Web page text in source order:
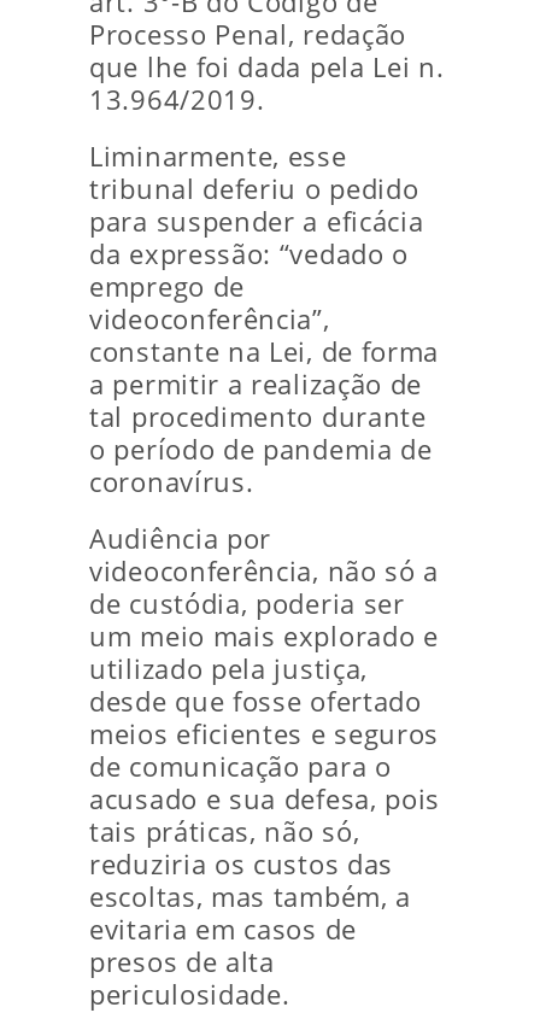
Processo Penal, redação
que lhe foi dada pela Lei n.
13.964/2019.
Liminarmente, esse
tribunal deferiu o pedido
para suspender a eficácia
da expressão: “vedado o
emprego de
videoconferência”,
constante na Lei, de forma
a permitir a realização de
tal procedimento durante
o período de pandemia de
coronavírus.
Audiência por
videoconferência, não só a
de custódia, poderia ser
um meio mais explorado e
utilizado pela justiça,
desde que fosse ofertado
meios eficientes e seguros
de comunicação para o
acusado e sua defesa, pois
tais práticas, não só,
reduziria os custos das
escoltas, mas também, a
evitaria em casos de
presos de alta
periculosidade.